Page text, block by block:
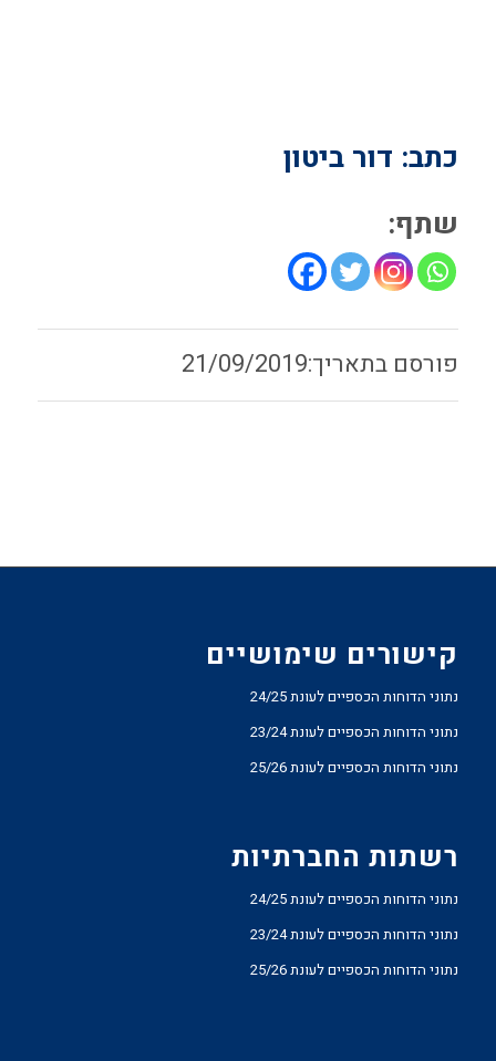
כתב: דור ביטון
שתף:
21/09/2019
קישורים שימושיים
נתוני הדוחות הכספיים לעונת 24/25
נתוני הדוחות הכספיים לעונת 23/24
נתוני הדוחות הכספיים לעונת 25/26
רשתות החברתיות
נתוני הדוחות הכספיים לעונת 24/25
נתוני הדוחות הכספיים לעונת 23/24
נתוני הדוחות הכספיים לעונת 25/26